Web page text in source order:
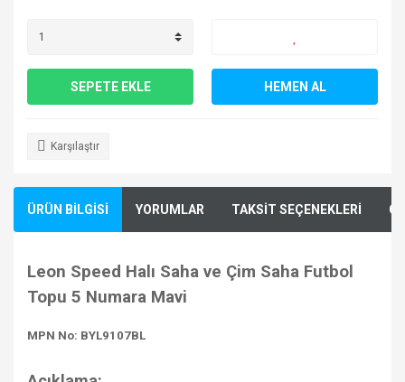
SEPETE EKLE HEMEN AL
Karşılaştır
ÜRÜN BİLGİSİ YORUMLAR TAKSİT SEÇENEKLERİ
Leon Speed Halı Saha ve Çim Saha Futbol
Topu 5 Numara Mavi
MPN No: BYL9107BL